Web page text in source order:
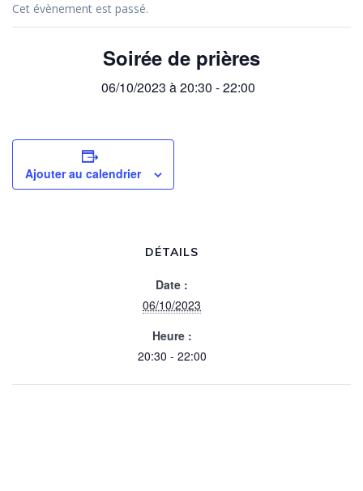
Cet évènement est passé.
Soirée de prières
06/10/2023 à 20:30 -22:00
Ajouter au calendrier
DÉTAILS
Date :
06/10/2023
Heure :
20:30 - 22:00